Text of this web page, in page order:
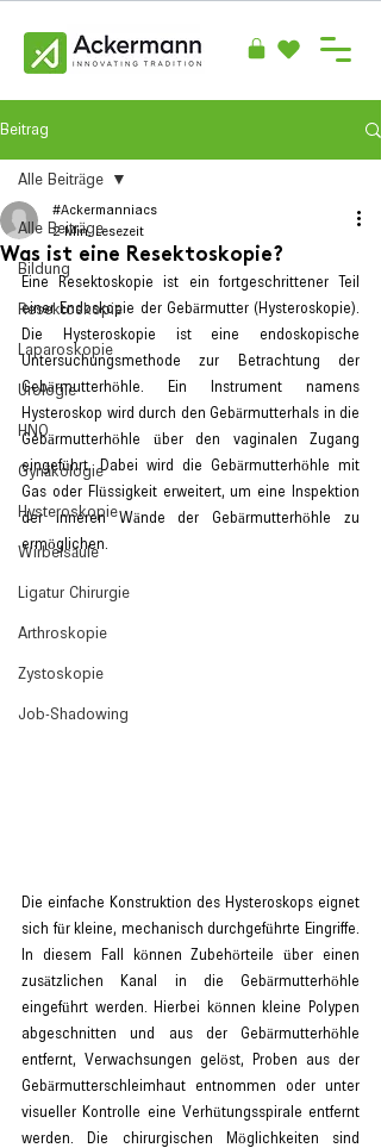
Beitrag
Alle Beiträge
Bildung
Resektoskopie
Laparoskopie
Urologie
HNO
Gynäkologie
Hysteroskopie
Wirbelsäule
Ligatur Chirurgie
Arthroskopie
Zystoskopie
Job-Shadowing
Alle Beiträge
Was ist eine Resektoskopie?
#Ackermanniacs
2 Min. Lesezeit
Eine Resektoskopie ist ein fortgeschrittener Teil
einer Endoskopie der Gebärmutter (Hysteroskopie).
Die Hysteroskopie ist eine endoskopische
Untersuchungsmethode zur Betrachtung der
Gebärmutterhöhle. Ein Instrument namens
Hysteroskop wird durch den Gebärmutterhals in die
Gebärmutterhöhle über den vaginalen Zugang
eingeführt. Dabei wird die Gebärmutterhöhle mit
Gas oder Flüssigkeit erweitert, um eine Inspektion
der inneren Wände der Gebärmutterhöhle zu
ermöglichen.
Die einfache Konstruktion des Hysteroskops eignet
sich für kleine, mechanisch durchgeführte Eingriffe.
In diesem Fall können Zubehörteile über einen
zusätzlichen Kanal in die Gebärmutterhöhle
eingeführt werden. Hierbei können kleine Polypen
abgeschnitten und aus der Gebärmutterhöhle
entfernt, Verwachsungen gelöst, Proben aus der
Gebärmutterschleimhaut entnommen oder unter
visueller Kontrolle eine Verhütungsspirale entfernt
werden. Die chirurgischen Möglichkeiten sind